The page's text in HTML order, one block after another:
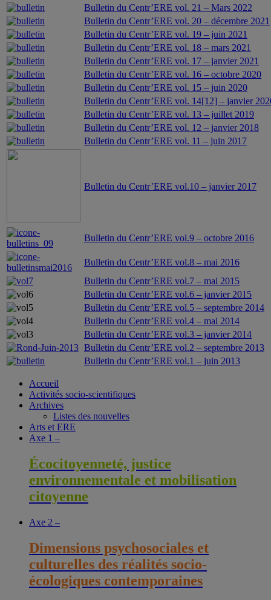
Bulletin du Centr’ERE vol. 21 – Mars 2022
Bulletin du Centr’ERE vol. 20 – décembre 2021
Bulletin du Centr’ERE vol. 19 – juin 2021
Bulletin du Centr’ERE vol. 18 – mars 2021
Bulletin du Centr’ERE vol. 17 – janvier 2021
Bulletin du Centr’ERE vol. 16 – octobre 2020
Bulletin du Centr’ERE vol. 15 – juin 2020
Bulletin du Centr’ERE vol. 14[12] – janvier
Bulletin du Centr’ERE vol. 13 – juillet 2019
Bulletin du Centr’ERE vol. 12 – janvier 2018
Bulletin du Centr’ERE vol. 11 – juin 2017
Bulletin du Centr’ERE vol.10 – janvier 2017
Bulletin du Centr’ERE vol.9 – octobre 2016
Bulletin du Centr’ERE vol.8 – mai 2016
Bulletin du Centr’ERE vol.7 – mai 2015
Bulletin du Centr’ERE vol.6 – janvier 2015
Bulletin du Centr’ERE vol.5 – septembre 2014
Bulletin du Centr’ERE vol.4 – mai 2014
Bulletin du Centr’ERE vol.3 – janvier 2014
Bulletin du Centr’ERE vol.2 – septembre 2013
Bulletin du Centr’ERE vol.1 – juin 2013
Accueil
Activités socio-scientifiques
Archives
Listes des nouvelles
Arts et ERE
Axe 1 –
Écocitoyenneté, justice
environnementale et mobilisation
citoyenne
Axe 2 –
Dimensions psychosociales et
culturelles des réalités socio-
écologiques contemporaines